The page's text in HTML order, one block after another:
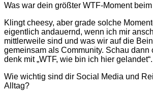
Was war dein größter WTF-Moment
Klingt cheesy, aber grade solche
eigentlich andauernd, wenn ich mir
mittlerweile sind und was wir auf die
gemeinsam als Community. Schau dann
denk mit „WTF, wie bin ich hier gelandet“.
Wie wichtig sind dir Social Media und
Alltag?